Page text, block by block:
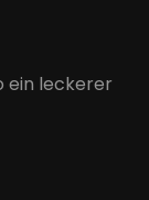
ein leckerer